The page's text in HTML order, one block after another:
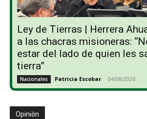
Ley de Tierras | Herrera
a las chacras misioneras:
estar del lado de quien les
tierra”
Nacionales Patricia Escobar - 04/08/2026
Opinión